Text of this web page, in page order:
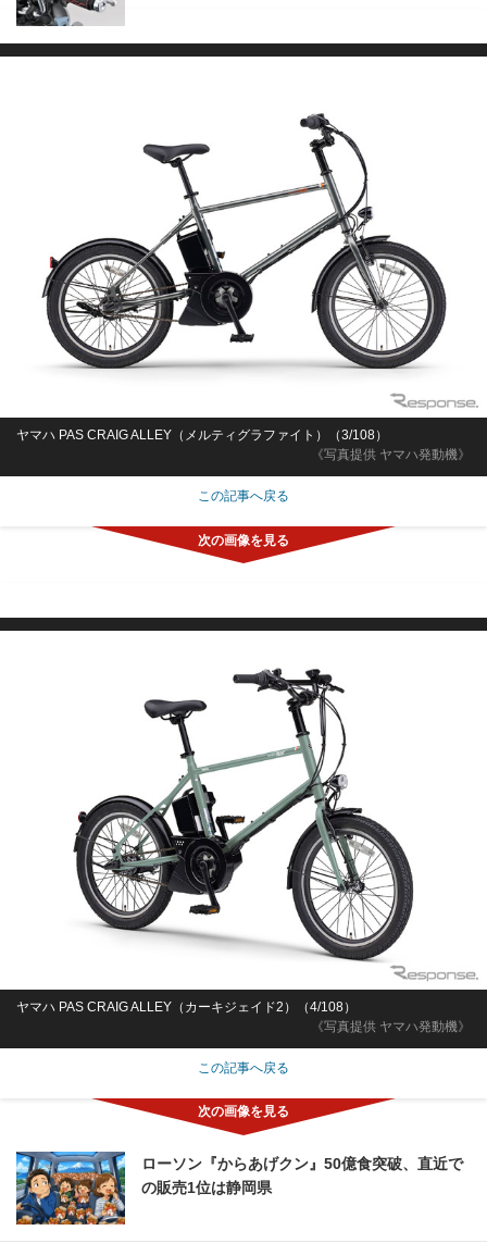
《写真提供 ヤマハ発動機》
ヤマハ PAS CRAIG ALLEY（メルティグラファイト）（3/108）
この記事へ戻る
《写真提供 ヤマハ発動機》
ヤマハ PAS CRAIG ALLEY（カーキジェイド2）（4/108）
この記事へ戻る
ローソン『からあげクン』50億食突破、直近で
の販売1位は静岡県